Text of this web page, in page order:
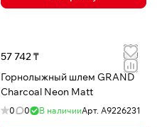
57 742 ₸
Горнолыжный шлем GRAND
Charcoal Neon Matt
0 0 В наличииАрт. A9226231